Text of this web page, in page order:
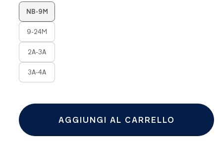
Product Fashions
NB-9M
9-24M
2A-3A
3A-4A
AGGIUNGI AL CARRELLO